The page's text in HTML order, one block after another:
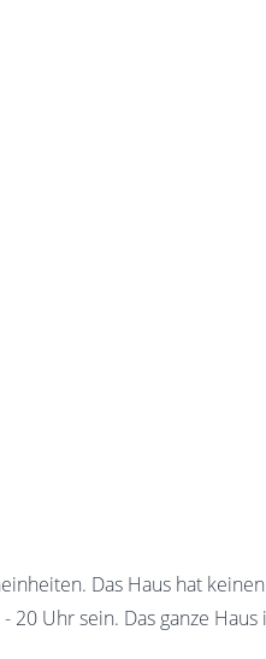
Das Haus hat
Uhr sein. Das ganze